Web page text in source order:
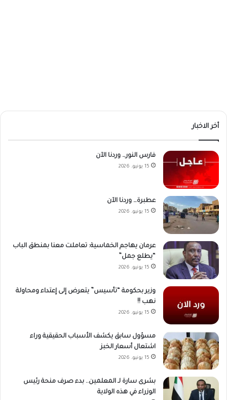
أخر الاخبار
فارس النور… وردنا الآن
15 يونيو، 2026
عطبرة… وردنا الآن
15 يونيو، 2026
عرمان يهاجم الخماسية: تعاملت معنا بمنطق الباب
“يطلع جمل”
15 يونيو، 2026
وزير بحكومة “تأسيس” يتعرض إلى إعتداء ومحاولة
نهب !!
15 يونيو، 2026
مسؤول سابق يكشف الأسباب الحقيقية وراء
اشتعال أسعار الخبز
15 يونيو، 2026
بشرى سارة لـ المعلمين.. بدء صرف منحة رئيس
الوزراء في هذه الولاية